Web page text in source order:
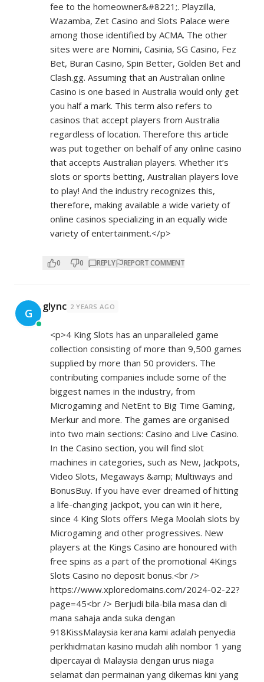
fee to the homeowner&#8221;. Playzilla,
Wazamba, Zet Casino and Slots Palace were
among those identified by ACMA. The other
sites were are Nomini, Casinia, SG Casino, Fez
Bet, Buran Casino, Spin Better, Golden Bet and
Clash.gg. Assuming that an Australian online
Casino is one based in Australia would only get
you half a mark. This term also refers to
casinos that accept players from Australia
regardless of location. Therefore this article
was put together on behalf of any online casino
that accepts Australian players. Whether it’s
slots or sports betting, Australian players love
to play! And the industry recognizes this,
therefore, making available a wide variety of
online casinos specializing in an equally wide
variety of entertainment.</p>
0 0 REPLY REPORT COMMENT
G glync 2 YEARS AGO
<p>4 King Slots has an unparalleled game
collection consisting of more than 9,500 games
supplied by more than 50 providers. The
contributing companies include some of the
biggest names in the industry, from
Microgaming and NetEnt to Big Time Gaming,
Merkur and more. The games are organised
into two main sections: Casino and Live Casino.
In the Casino section, you will find slot
machines in categories, such as New, Jackpots,
Video Slots, Megaways &amp; Multiways and
BonusBuy. If you have ever dreamed of hitting
a life-changing jackpot, you can win it here,
since 4 King Slots offers Mega Moolah slots by
Microgaming and other progressives. New
players at the Kings Casino are honoured with
free spins as a part of the promotional 4Kings
Slots Casino no deposit bonus.<br />
https://www.xploredomains.com/2024-02-22?
page=45<br /> Berjudi bila-bila masa dan di
mana sahaja anda suka dengan
918KissMalaysia kerana kami adalah penyedia
perkhidmatan kasino mudah alih nombor 1 yang
dipercayai di Malaysia dengan urus niaga
selamat dan permainan yang dikemas kini yang